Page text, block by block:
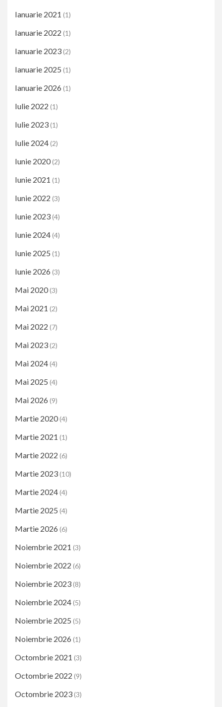
Ianuarie 2021 (1)
Ianuarie 2022 (1)
Ianuarie 2023(2)
Ianuarie 2025 (1)
Ianuarie 2026 (1)
Iulie 2022 (1)
Iulie 2023(1)
Iulie 2024(2)
Iunie 2020(2)
Iunie 2021 (1)
Iunie 2022 (3)
Iunie 2023(4)
Iunie 2024(4)
Iunie 2025 (1)
Iunie 2026 (3)
Mai 2020(3)
Mai 2021 (2)
Mai 2022 (7)
Mai 2023(2)
Mai 2024(4)
Mai 2025 (4)
Mai 2026 (9)
Martie 2020(4)
Martie 2021 (1)
Martie 2022 (6)
Martie 2023(10)
Martie 2024(4)
Martie 2025 (4)
Martie 2026 (6)
Noiembrie 2021 (3)
Noiembrie 2022 (6)
Noiembrie 2023(8)
Noiembrie 2024(5)
Noiembrie 2025 (5)
Noiembrie 2026 (1)
Octombrie 2021 (3)
Octombrie 2022 (9)
Octombrie 2023(3)